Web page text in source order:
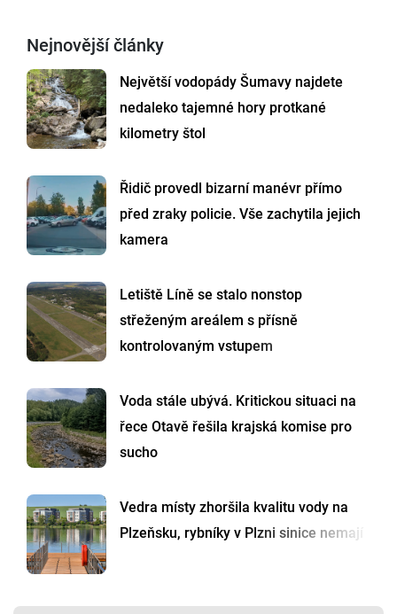
Nejnovější články
Největší vodopády Šumavy najdete
nedaleko tajemné hory protkané
kilometry štol
Řidič provedl bizarní manévr přímo
před zraky policie. Vše zachytila jejich
kamera
Letiště Líně se stalo nonstop
střeženým areálem s přísně
kontrolovaným vstupem
Voda stále ubývá. Kritickou situaci na
řece Otavě řešila krajská komise pro
sucho
Vedra místy zhoršila kvalitu vody na
Plzeňsku, rybníky v Plzni sinice nemají